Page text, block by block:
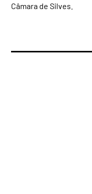
Câmara de Silves.